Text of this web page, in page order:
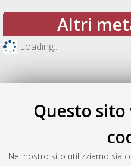
Questo
Nel nostro sito utilizziamo sia
Altri
Loading...